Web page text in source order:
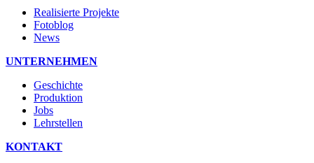
Realisierte Projekte
Fotoblog
News
UNTERNEHMEN
Geschichte
Produktion
Jobs
Lehrstellen
KONTAKT